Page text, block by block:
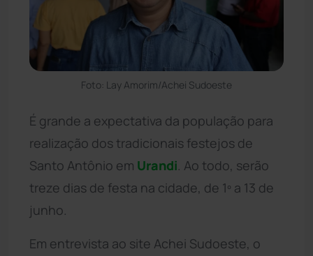
Foto: Lay Amorim/Achei Sudoeste
É grande a expectativa da população para
realização dos tradicionais festejos de
Santo Antônio em Urandi . Ao todo, serão
treze dias de festa na cidade, de 1º a 13 de
junho.
Em entrevista ao site Achei Sudoeste, o